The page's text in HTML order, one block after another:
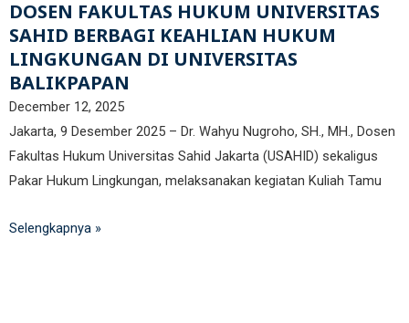
DOSEN FAKULTAS HUKUM UNIVERSITAS
SAHID BERBAGI KEAHLIAN HUKUM
LINGKUNGAN DI UNIVERSITAS
BALIKPAPAN
December 12, 2025
Jakarta, 9 Desember 2025 – Dr. Wahyu Nugroho, SH., MH., Dosen
Fakultas Hukum Universitas Sahid Jakarta (USAHID) sekaligus
Pakar Hukum Lingkungan, melaksanakan kegiatan Kuliah Tamu
Selengkapnya »